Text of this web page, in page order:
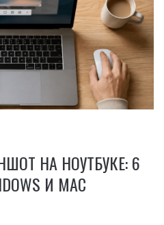
НА НОУТБУКЕ: 6
И MAC